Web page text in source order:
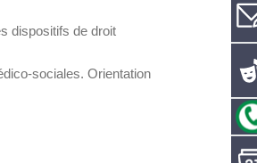
dispositifs de droit
sociales. Orientation